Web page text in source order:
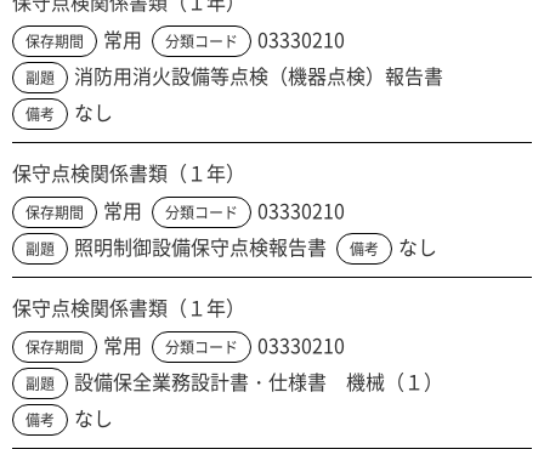
保存期間 常用 分類コード 03330210
副題 消防用消火設備等点検（機器点検）報告書
備考 なし
保守点検関係書類（１年）
保存期間 常用 分類コード 03330210
副題 照明制御設備保守点検報告書 備考 なし
保守点検関係書類（１年）
保存期間 常用 分類コード 03330210
副題 設備保全業務設計書・仕様書 機械（１）
備考 なし